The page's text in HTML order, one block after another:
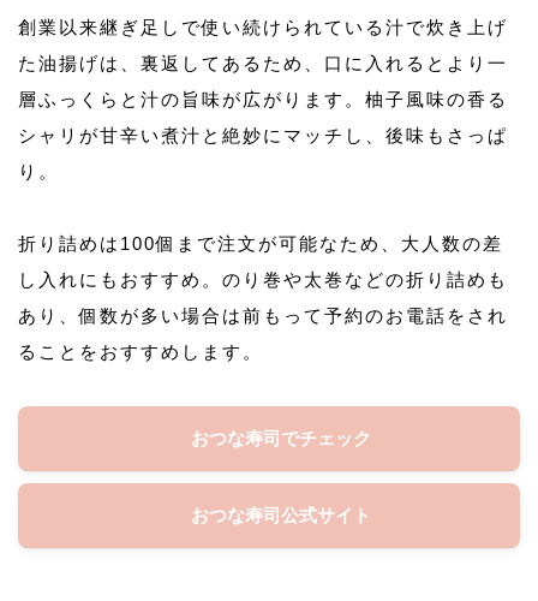
創業以来継ぎ足しで使い続けられている汁で炊き上げ
た油揚げは、裏返してあるため、口に入れるとより一
層ふっくらと汁の旨味が広がります。柚子風味の香る
シャリが甘辛い煮汁と絶妙にマッチし、後味もさっぱ
り。
折り詰めは100個まで注文が可能なため、大人数の差
し入れにもおすすめ。のり巻や太巻などの折り詰めも
あり、個数が多い場合は前もって予約のお電話をされ
ることをおすすめします。
おつな寿司でチェック
おつな寿司公式サイト